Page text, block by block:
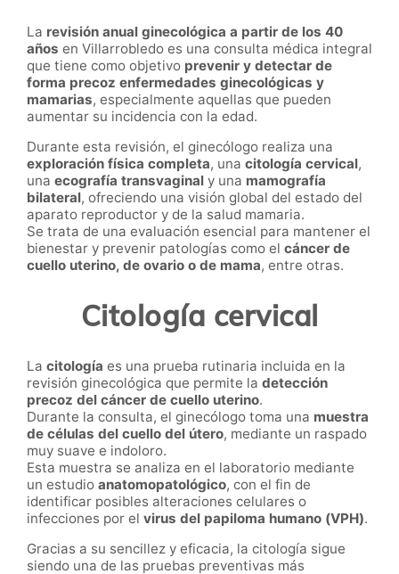
La revisión anual ginecológica a partir de los 40
años en Villarrobledo es una consulta médica integral
que tiene como objetivo prevenir y detectar de
forma precoz enfermedades ginecológicas y
mamarias, especialmente aquellas que pueden
aumentar su incidencia con la edad.
Durante esta revisión, el ginecólogo realiza una
exploración física completa, una citología cervical,
una ecografía transvaginal y una mamografía
bilateral, ofreciendo una visión global del estado del
aparato reproductor y de la salud mamaria.
Se trata de una evaluación esencial para mantener el
bienestar y prevenir patologías como el cáncer de
cuello uterino, de ovario o de mama, entre otras.
Citología cervical
La citología es una prueba rutinaria incluida en la
revisión ginecológica que permite la detección
precoz del cáncer de cuello uterino.
Durante la consulta, el ginecólogo toma una muestra
de células del cuello del útero, mediante un raspado
muy suave e indoloro.
Esta muestra se analiza en el laboratorio mediante
un estudio anatomopatológico, con el fin de
identificar posibles alteraciones celulares o
infecciones por el virus del papiloma humano (VPH).
Gracias a su sencillez y eficacia, la citología sigue
siendo una de las pruebas preventivas más